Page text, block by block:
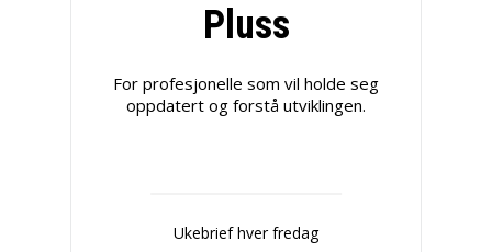
Pluss
For profesjonelle som vil holde seg
oppdatert og forstå utviklingen.
Ukebrief hver fredag